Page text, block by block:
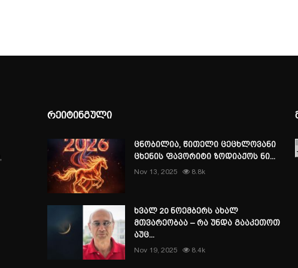
რეიტინგული
ცნობილია, წითელი ცეცხლოვანი
ცხენის ფავორიტი ზოდიაქოს ნი...
Nov 13, 2025 8.8k
ხვალ 20 ნოემბერს ახალ
მთვარეობაა – რა უნდა გააკეთოთ
აუც...
Nov 19, 2025 8.4k